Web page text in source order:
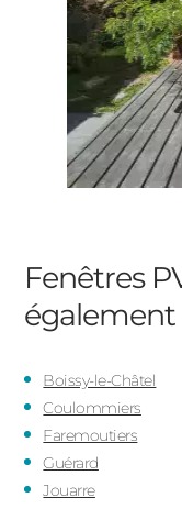
Fenêtres
également
Boissy-le-Châtel
Coulommiers
Faremoutiers
Guérard
Jouarre